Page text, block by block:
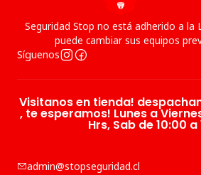
Seguridad Stop no está adherido a la
puede cambiar sus equipos
Síguenos
Visitanos en tienda!
, te esperamos! Lunes a
Hrs, Sab de 10:00 a
admin@stopseguridad.cl